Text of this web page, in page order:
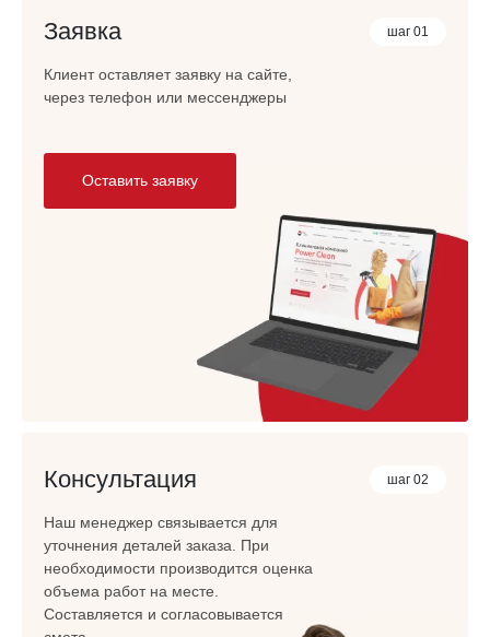
шаг 01
Заявка
Клиент оставляет заявку на сайте,
через телефон или мессенджеры
Оставить заявку
шаг 02
Консультация
Наш менеджер связывается для
уточнения деталей заказа. При
необходимости производится оценка
объема работ на месте.
Составляется и согласовывается